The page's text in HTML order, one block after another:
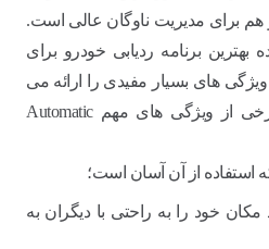
هم برای مدیریت ناوگان عالی است.
بهترین برنامه ردیابی خودرو برای
های بسیار مفیدی را ارائه می
دهد. اجازه دهید نگاهی به برخی از ویژگی های مهم Automatic
استفاده از آن آسان است؛
خود را به راحتی با دیگران به